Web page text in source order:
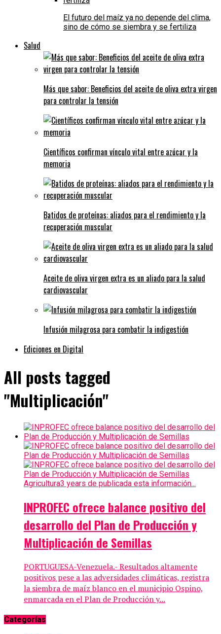
El futuro del maíz ya no depende del clima,
sino de cómo se siembra y se fertiliza
Salud
Más que sabor: Beneficios del aceite de oliva extra virgen
para controlar la tensión
Científicos confirman vínculo vital entre azúcar y la
memoria
Batidos de proteínas: aliados para el rendimiento y la
recuperación muscular
Aceite de oliva virgen extra es un aliado para la salud
cardiovascular
Infusión milagrosa para combatir la indigestión
Ediciones en Digital
All posts tagged
"Multiplicación"
Agricultura3 years de publicada esta información...
INPROFEC ofrece balance positivo del
desarrollo del Plan de Producción y
Multiplicación de Semillas
PORTUGUESA-Venezuela.- Resultados altamente
positivos pese a las adversidades climáticas, registra
la siembra de maíz blanco en el municipio Ospino,
enmarcada en el Plan de Producción y...
Categorías